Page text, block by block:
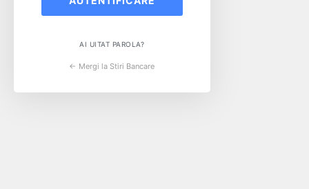
AI UITAT PAROLA?
← Mergi la Stiri Bancare